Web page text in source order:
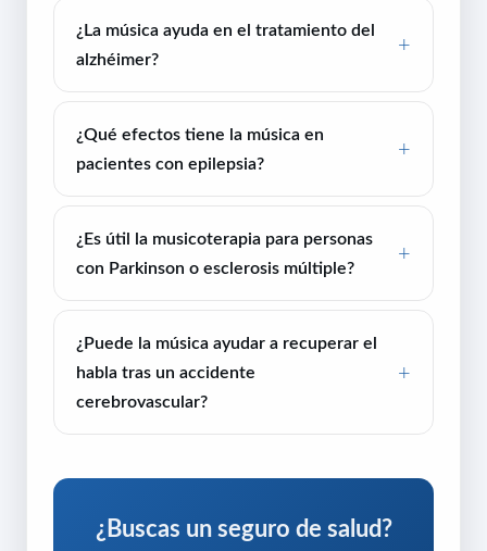
¿La música ayuda en el tratamiento del
alzhéimer?
¿Qué efectos tiene la música en
pacientes con epilepsia?
¿Es útil la musicoterapia para personas
con Parkinson o esclerosis múltiple?
¿Puede la música ayudar a recuperar el
habla tras un accidente
cerebrovascular?
¿Buscas un seguro de salud?